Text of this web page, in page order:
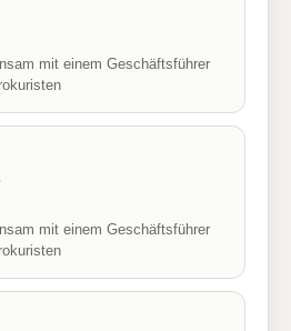
mit einem Geschäftsführer
mit einem Geschäftsführer